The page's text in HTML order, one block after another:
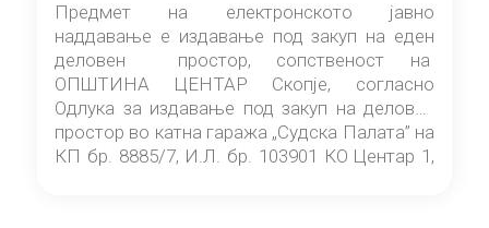
Предмет на електронското јавно
наддавање е издавање под закуп на еден
деловен простор, сопственост на
ОПШТИНА ЦЕНТАР Скопје, согласно
Одлука за издавање под закуп на деловен
простор во катна гаража „Судска Палата” на
КП бр. 8885/7, И.Л. бр. 103901 КО Центар 1,